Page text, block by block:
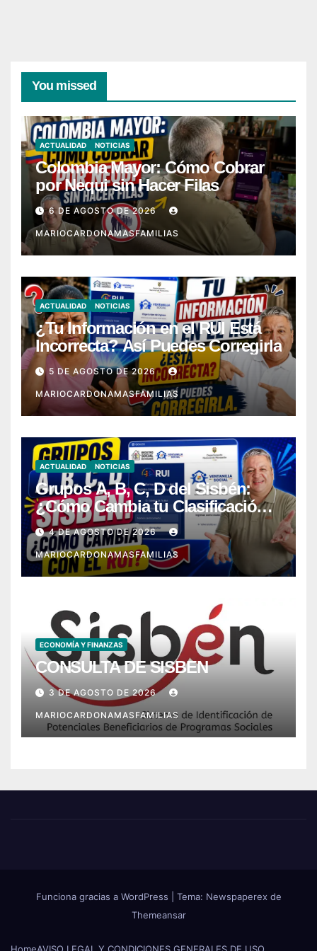
You missed
ACTUALIDAD NOTICIAS
Colombia Mayor: Cómo Cobrar
por Nequi sin Hacer Filas
6 DE AGOSTO DE 2026
MARIOCARDONAMASFAMILIAS
ACTUALIDAD NOTICIAS
¿Tu Información en el RUI Está
Incorrecta? Así Puedes Corregirla
5 DE AGOSTO DE 2026
MARIOCARDONAMASFAMILIAS
ACTUALIDAD NOTICIAS
Grupos A, B, C, D del Sisbén:
¿Cómo Cambia tu Clasificación
con el RUI?
4 DE AGOSTO DE 2026
MARIOCARDONAMASFAMILIAS
ECONOMÍA Y FINANZAS
CONSULTA DE SISBEN
3 DE AGOSTO DE 2026
MARIOCARDONAMASFAMILIAS
Funciona gracias a WordPress
Tema: Newspaperex de
Themeansar